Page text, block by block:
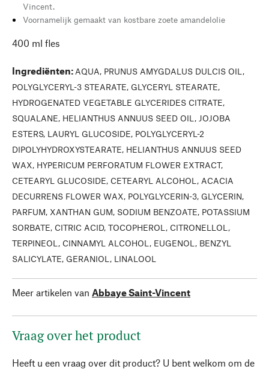
Vincent.
Voornamelijk gemaakt van kostbare zoete amandelolie
400 ml fles
Ingrediënten: AQUA, PRUNUS AMYGDALUS DULCIS OIL,
POLYGLYCERYL-3 STEARATE, GLYCERYL STEARATE,
HYDROGENATED VEGETABLE GLYCERIDES CITRATE,
SQUALANE, HELIANTHUS ANNUUS SEED OIL, JOJOBA
ESTERS, LAURYL GLUCOSIDE, POLYGLYCERYL-2
DIPOLYHYDROXYSTEARATE, HELIANTHUS ANNUUS SEED
WAX, HYPERICUM PERFORATUM FLOWER EXTRACT,
CETEARYL GLUCOSIDE, CETEARYL ALCOHOL, ACACIA
DECURRENS FLOWER WAX, POLYGLYCERIN-3, GLYCERIN,
PARFUM, XANTHAN GUM, SODIUM BENZOATE, POTASSIUM
SORBATE, CITRIC ACID, TOCOPHEROL, CITRONELLOL,
TERPINEOL, CINNAMYL ALCOHOL, EUGENOL, BENZYL
SALICYLATE, GERANIOL, LINALOOL
Meer artikelen van Abbaye Saint-Vincent
Vraag over het product
Heeft u een vraag over dit product? U bent welkom om de